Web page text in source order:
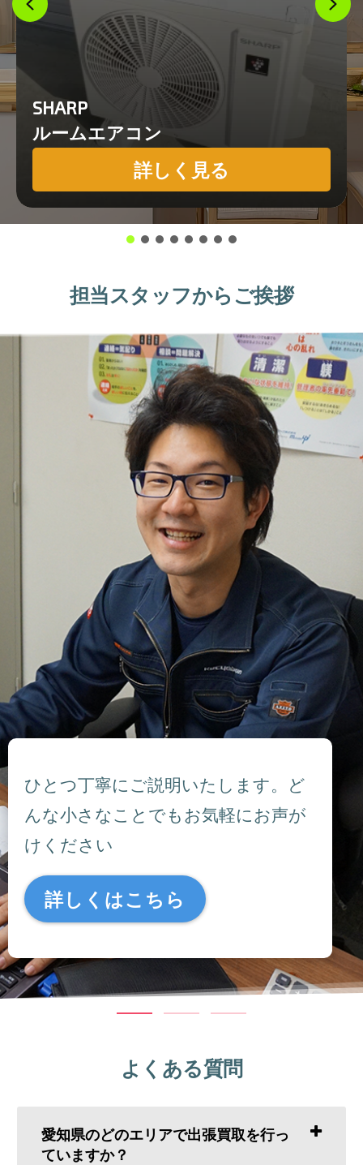
SHARP
ルームエアコン
詳しく見る
担当スタッフからご挨拶
ひとつ丁寧にご説明いたします。ど
んな小さなことでもお気軽にお声が
けください
詳しくはこちら
よくある質問
愛知県のどのエリアで出張買取を行っ
ていますか？